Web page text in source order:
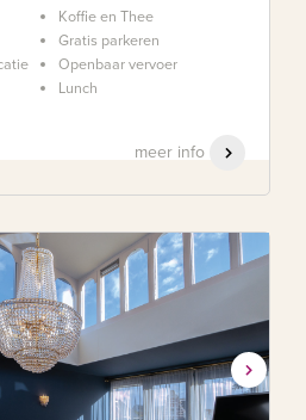
Koffie en Thee
Gratis parkeren
Openbaar vervoer
Lunch
meer info